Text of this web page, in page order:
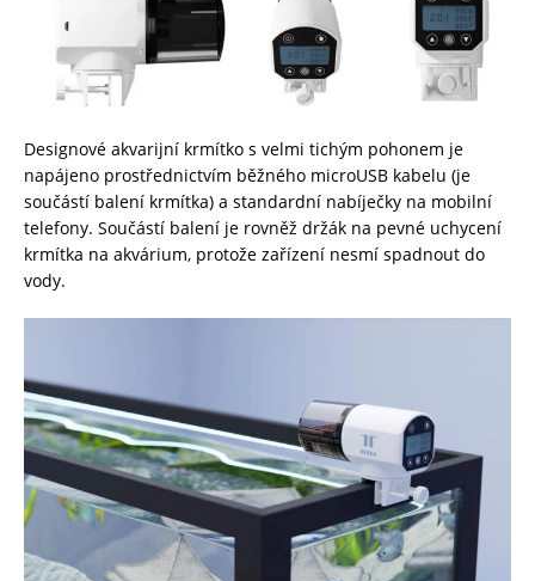
Designové akvarijní krmítko s velmi tichým pohonem je
napájeno prostřednictvím běžného microUSB kabelu (je
součástí balení krmítka) a standardní nabíječky na mobilní
telefony. Součástí balení je rovněž držák na pevné uchycení
krmítka na akvárium, protože zařízení nesmí spadnout do
vody.